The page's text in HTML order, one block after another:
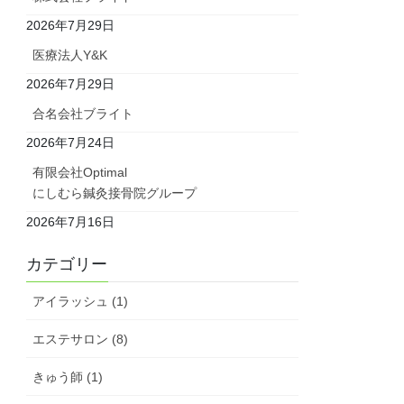
2026年7月29日
医療法人Y&K
2026年7月29日
合名会社ブライト
2026年7月24日
有限会社Optimal
にしむら鍼灸接骨院グループ
2026年7月16日
カテゴリー
アイラッシュ (1)
エステサロン (8)
きゅう師 (1)